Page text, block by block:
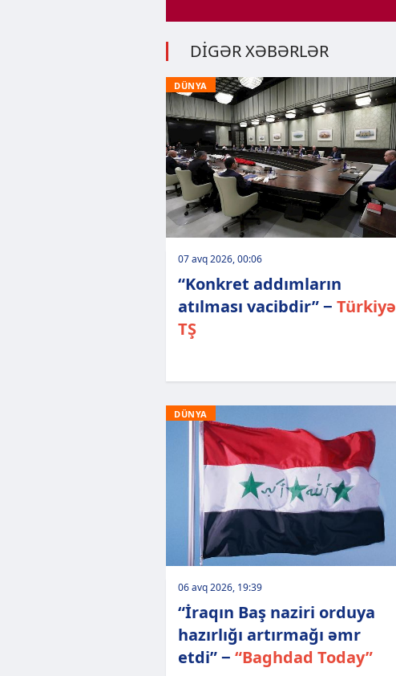
DİGƏR XƏBƏRLƏR
DÜNYA
07 avq 2026, 00:06
“Konkret addımların
atılması vacibdir” − Türkiyə
TŞ
DÜNYA
06 avq 2026, 19:39
“İraqın Baş naziri orduya
hazırlığı artırmağı əmr
etdi” − “Baghdad Today”